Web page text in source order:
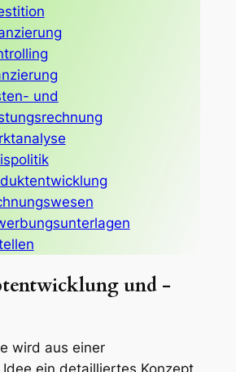
und
und -
wird aus einer
ein detailliertes Konzept